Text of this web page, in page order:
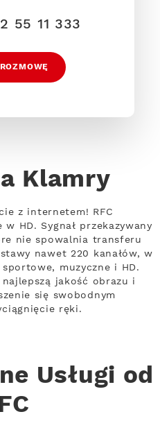
55 11 333
Klamry
z internetem! RFC
HD. Sygnał przekazywany
nie spowalnia transferu
nawet 220 kanałów, w
muzyczne i HD.
jakość obrazu i
się swobodnym
ręki.
Usługi od